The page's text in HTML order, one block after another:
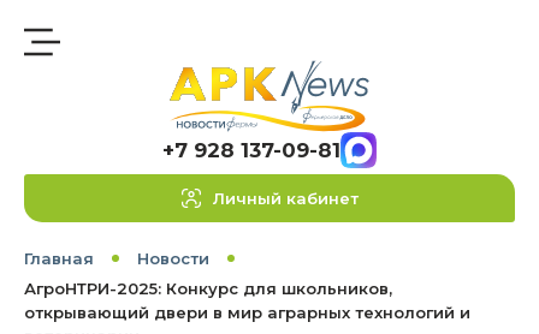
+7 928 137-09-81
Личный кабинет
Главная
Новости
АгроНТРИ-2025: Конкурс для школьников,
открывающий двери в мир аграрных технологий и